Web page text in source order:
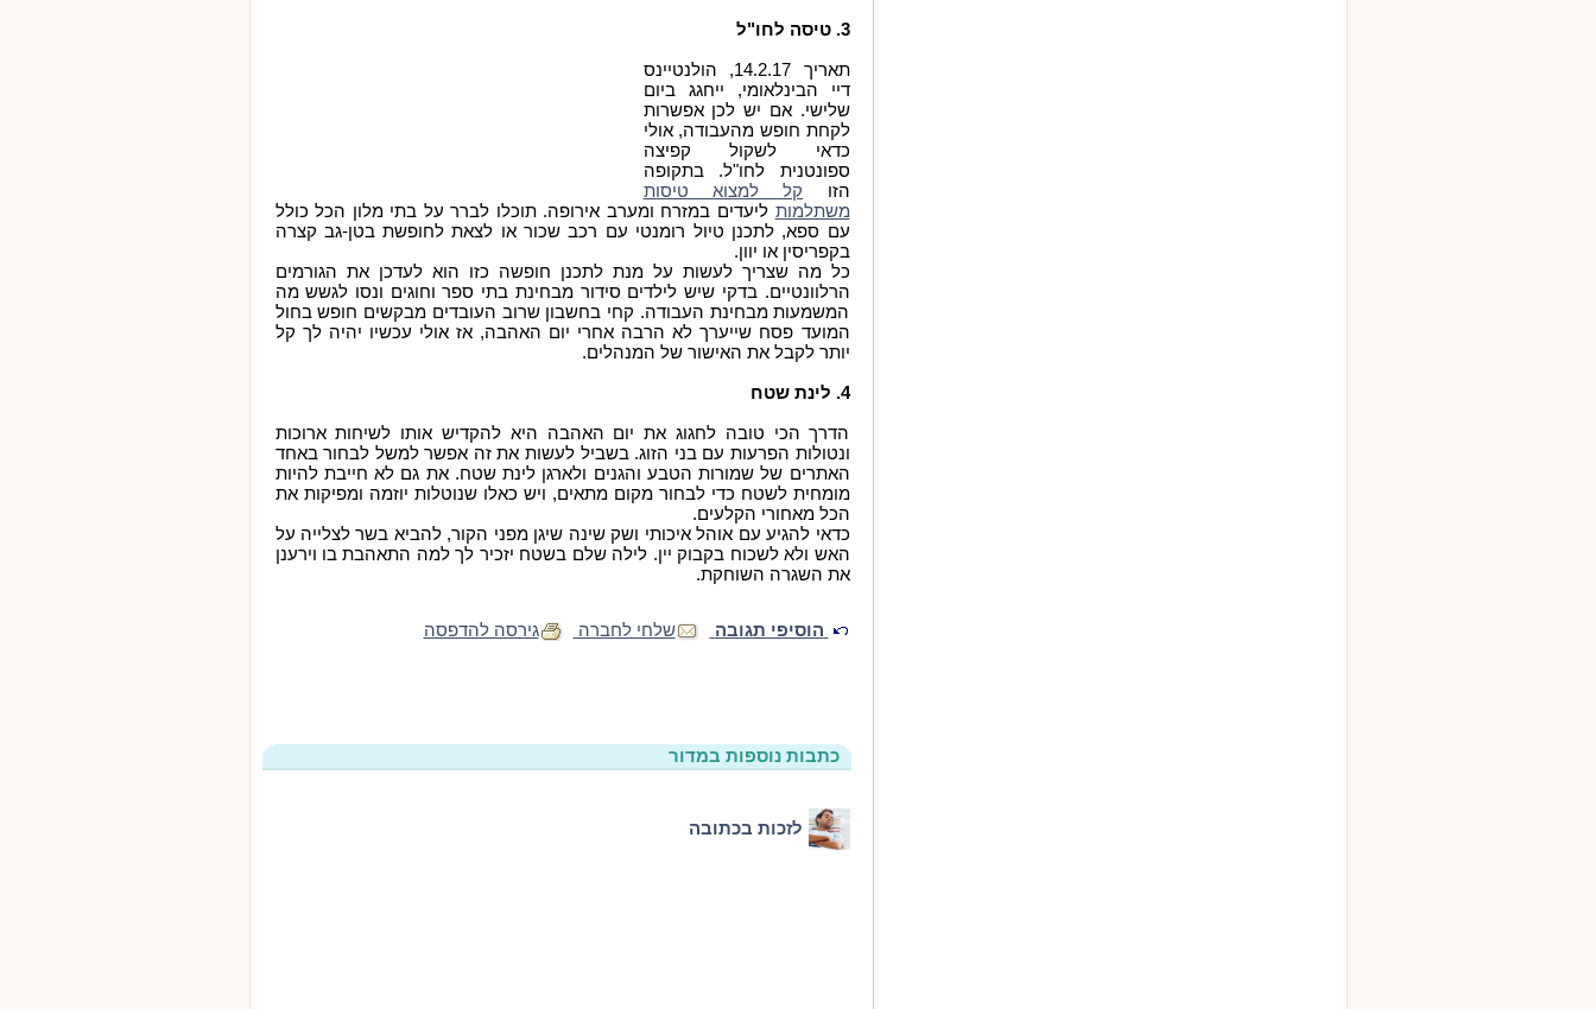
3. טיסה לחו"ל
תאריך 14.2.17, הולנטיינס
דיי הבינלאומי, ייחגג ביום
שלישי. אם יש לכן אפשרות
לקחת חופש מהעבודה, אולי
כדאי לשקול קפיצה
ספונטנית לחו"ל. בתקופה
הזו
קל למצוא טיסות
משתלמות ליעדים במזרח ומערב אירופה. תוכלו לברר על בתי מלון הכל כולל
עם ספא, לתכנן טיול רומנטי עם רכב שכור או לצאת לחופשת בטן-גב קצרה
בקפריסין או יוון.
כל מה שצריך לעשות על מנת לתכנן חופשה כזו הוא לעדכן את הגורמים
הרלוונטיים. בדקי שיש לילדים סידור מבחינת בתי ספר וחוגים ונסו לגשש מה
המשמעות מבחינת העבודה. קחי בחשבון שרוב העובדים מבקשים חופש בחול
המועד פסח שייערך לא הרבה אחרי יום האהבה, אז אולי עכשיו יהיה לך קל
יותר לקבל את האישור של המנהלים.
4. לינת שטח
הדרך הכי טובה לחגוג את יום האהבה היא להקדיש אותו לשיחות ארוכות
ונטולות הפרעות עם בני הזוג. בשביל לעשות את זה אפשר למשל לבחור באחד
האתרים של שמורות הטבע והגנים ולארגן לינת שטח. את גם לא חייבת להיות
מומחית לשטח כדי לבחור מקום מתאים, ויש כאלו שנוטלות יוזמה ומפיקות את
הכל מאחורי הקלעים.
כדאי להגיע עם אוהל איכותי ושק שינה שיגן מפני הקור, להביא בשר לצלייה על
האש ולא לשכוח בקבוק יין. לילה שלם בשטח יזכיר לך למה התאהבת בו וירענן
את השגרה השוחקת.
הוסיפי תגובה שלחי לחברה גירסה להדפסה
כתבות נוספות במדור
לזכות בכתובה